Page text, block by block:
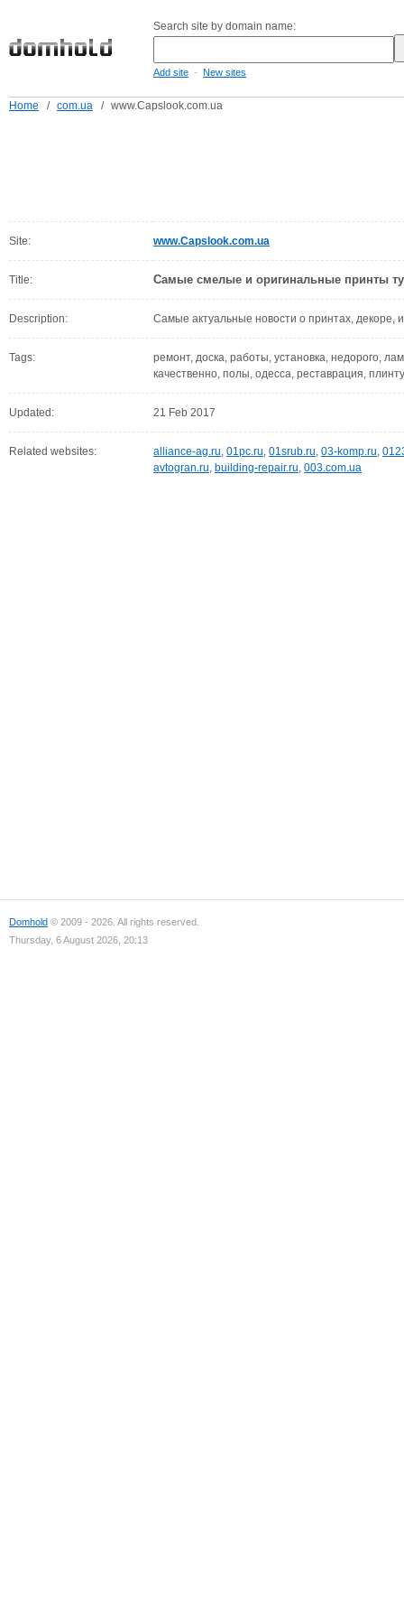
Search site by domain name:
Add site - New sites
Home / com.ua / www.Capslook.com.ua
Site: www.Capslook.com.ua
Title: Самые смелые и оригинальные принты
Description: Самые актуальные новости о принтах, декоре,
Tags:
ремонт, доска, работы, установка, недорого,
качественно, полы, одесса, реставрация,
Updated: 21 Feb 2017
Related websites: alliance-ag.ru, 01pc.ru, 01srub.ru, 03-komp.ru,
avtogran.ru, building-repair.ru, 003.com.ua
Domhold © 2009 - 2026. All rights reserved.
Thursday, 6 August 2026, 20:13